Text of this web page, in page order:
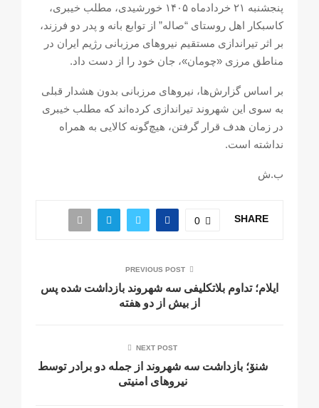
پنجشنبه ۲۱ خردادماه ۱۴۰۵ خورشیدی، مطلب خیبری،
کاسبکار اهل روستای “صاله” از توابع بانه و پدر دو فرزند،
بر اثر تیراندازی مستقیم نیروهای مرزبانی رژیم ایران در
مناطق مرزی «چومان»، جان خود را از دست داد.
بر اساس گزارش‌ها، نیروهای مرزبانی بدون هشدار قبلی
به سوی این شهروند تیراندازی کرده‌اند که مطلب خیبری
در زمان هدف قرار گرفتن، هیچ‌گونه کالایی به همراه
نداشته است.
ب.ش
SHARE
0
PREVIOUS POST
ایلام؛ تداوم بلاتکلیفی سه شهروند بازداشت شده پس
از بیش از دو هفته
NEXT POST
شنۆ؛ بازداشت سه شهروند از جملە دو برادر توسط
نیروهای امنیتی